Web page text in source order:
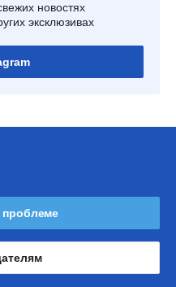
новостях
эксклюзивах